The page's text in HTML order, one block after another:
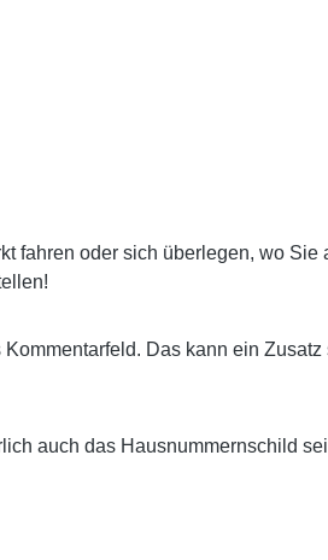
fahren oder sich überlegen, wo Sie
Das kann ein
auch das Hausnummernschild